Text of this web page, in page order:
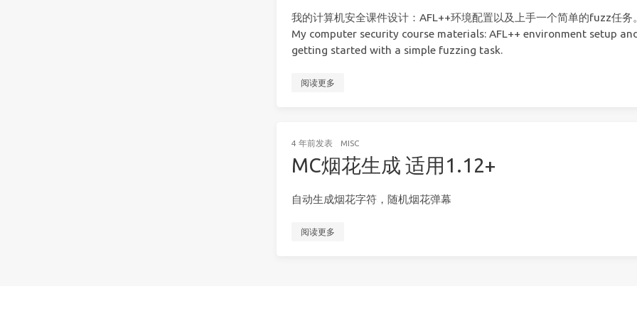
我的计算机安全课件设计：AFL++环境配置以及上手一个简单的fuzz任务
My computer security course materials: AFL++ environment setup
getting started with a simple fuzzing task.
阅读更多
4 年前发表 MISC
MC烟花生成 适用1.12+
自动生成烟花字符，随机烟花弹幕
阅读更多